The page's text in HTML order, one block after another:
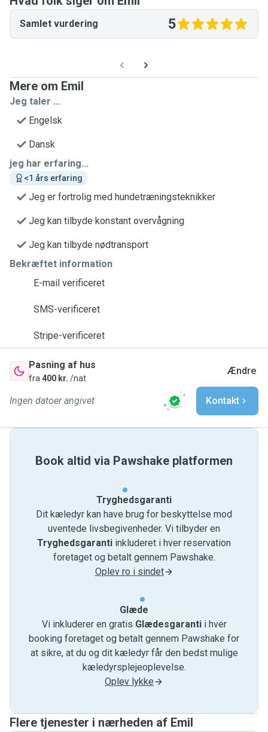
Samlet vurdering 5
Mere om Emil
Jeg taler ...
Engelsk
Dansk
jeg har erfaring...
<1 års erfaring
Jeg er fortrolig med hundetræningsteknikker
Jeg kan tilbyde konstant overvågning
Jeg kan tilbyde nødtransport
Bekræftet information
E-mail verificeret
SMS-verificeret
Stripe-verificeret
Pasning af hus
fra 400 kr. /nat
Ændre
Ingen datoer angivet Kontakt
Book altid via Pawshake platformen
Tryghedsgaranti
Dit kæledyr kan have brug for beskyttelse mod
uventede livsbegivenheder. Vi tilbyder en
Tryghedsgaranti inkluderet i hver reservation
foretaget og betalt gennem Pawshake.
Oplev ro i sindet
Glæde
Vi inkluderer en gratis Glædesgarantii hver
booking foretaget og betalt gennem Pawshake for
at sikre, at du og dit kæledyr får den bedst mulige
kæledyrsplejeoplevelse.
Oplev lykke
Flere tjenester i nærheden af ​​Emil